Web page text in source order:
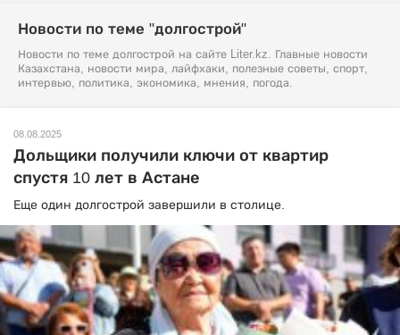
Новости по теме "долгострой"
Новости по теме долгострой на сайте Liter.kz. Главные новости
Казахстана, новости мира, лайфхаки, полезные советы, спорт,
интервью, политика, экономика, мнения, погода.
08.08.2025
Дольщики получили ключи от квартир
спустя 10 лет в Астане
Еще один долгострой завершили в столице.